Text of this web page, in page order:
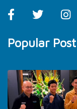
Popular Post